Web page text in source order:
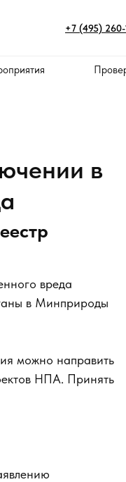
+7 (495)
в
вреда
в Минприроды
можно направить
НПА. Принять